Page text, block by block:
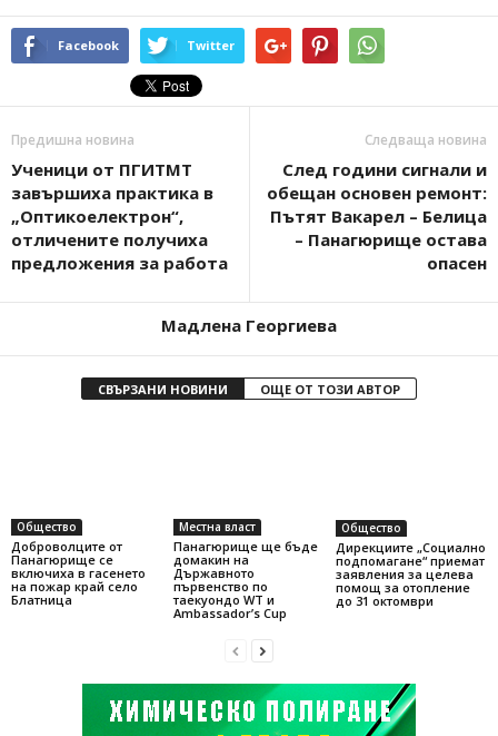
Facebook Twitter
Предишна новина
Ученици от ПГИТМТ
завършиха практика в
„Оптикоелектрон“,
отличените получиха
предложения за работа
Следваща новина
След години сигнали и
обещан основен ремонт:
Пътят Вакарел – Белица
– Панагюрище остава
опасен
Мадлена Георгиева
СВЪРЗАНИ НОВИНИ ОЩЕ ОТ ТОЗИ АВТОР
Общество
Доброволците от
Панагюрище се
включиха в гасенето
на пожар край село
Блатница
Местна власт
Панагюрище ще бъде
домакин на
Държавното
първенство по
таекуондо WT и
Ambassador’s Cup
Общество
Дирекциите „Социално
подпомагане“ приемат
заявления за целева
помощ за отопление
до 31 октомври